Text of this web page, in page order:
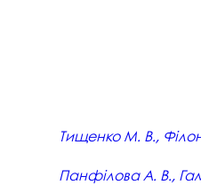
Історія
Гімн ПДАУ
Тищенко М. В.,
Панфілова А. В.,